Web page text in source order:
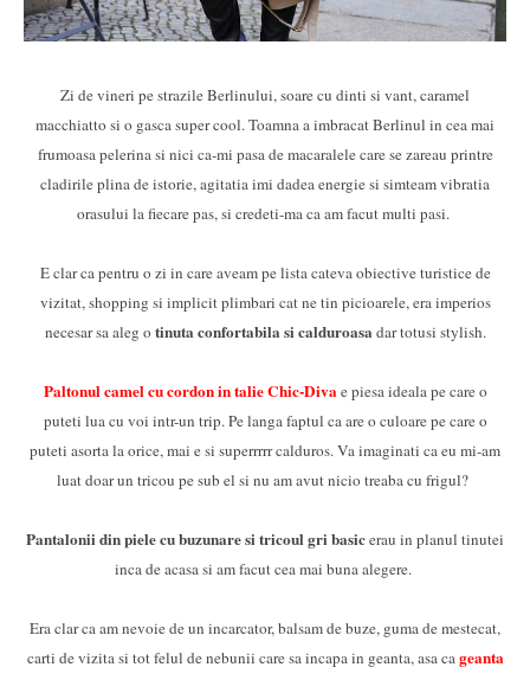
Zi de vineri pe strazile Berlinului, soare cu dinti si vant, caramel
macchiatto si o gasca super cool. Toamna a imbracat Berlinul in cea mai
frumoasa pelerina si nici ca-mi pasa de macaralele care se zareau printre
cladirile plina de istorie, agitatia imi dadea energie si simteam vibratia
orasului la fiecare pas, si credeti-ma ca am facut multi pasi.
E clar ca pentru o zi in care aveam pe lista cateva obiective turistice de
vizitat, shopping si implicit plimbari cat ne tin picioarele, era imperios
necesar sa aleg o tinuta confortabila si calduroasadar totusi stylish.
Paltonul camel cu cordon in talie Chic-Divae piesa ideala pe care o
puteti lua cu voi intr-un trip. Pe langa faptul ca are o culoare pe care o
puteti asorta la orice, mai e si superrrrr calduros. Va imaginati ca eu mi-am
luat doar un tricou pe sub el si nu am avut nicio treaba cu frigul?
Pantalonii din piele cu buzunare si tricoul gri basicerau in planul tinutei
inca de acasa si am facut cea mai buna alegere.
Era clar ca am nevoie de un incarcator, balsam de buze, guma de mestecat,
carti de vizita si tot felul de nebunii care sa incapa in geanta, asa cageanta